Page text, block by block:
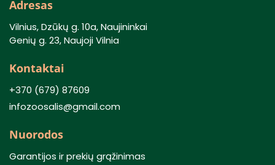
Adresas
Vilnius, Dzūkų g. 10a, Naujininkai
Genių g. 23, Naujoji Vilnia
Kontaktai
+370 (679) 87609
infozoosalis@gmail.com
Nuorodos
Garantijos ir prekių grąžinimas